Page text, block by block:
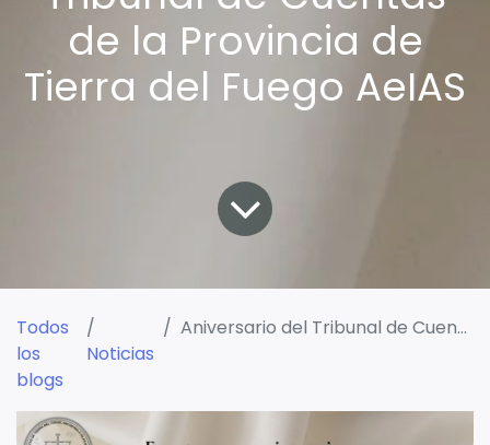
de la Provincia de
Tierra del Fuego AeIAS
Todos
los
blogs
Noticias
Aniversario del Tribunal de Cuentas de la Provincia de Tierra del Fuego AeIAS